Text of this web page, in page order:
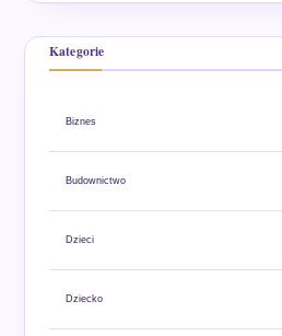
Kategorie
Biznes
Budownictwo
Dzieci
Dziecko